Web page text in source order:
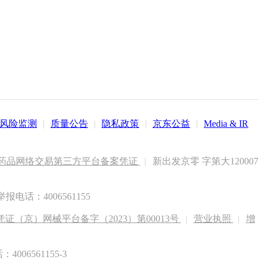
风险监测 | 质量公告 | 隐私政策 | 京东公益 | Media & IR
品网络交易第三方平台备案凭证 |
新出发京零 字第大120007
报电话：4006561155
证（京）网械平台备字（2023）第00013号 | 营业执照 |
增
4006561155-3